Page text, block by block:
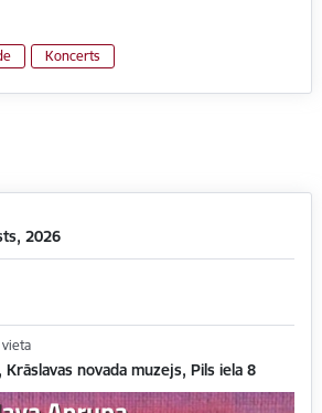
Koncerts
2026
Krāslavas novada muzejs, Pils iela 8